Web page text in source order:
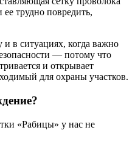
ее трудно повредить,
в ситуациях, когда важно
— потому что
и открывает
для охраны участков.
«Рабицы» у нас не